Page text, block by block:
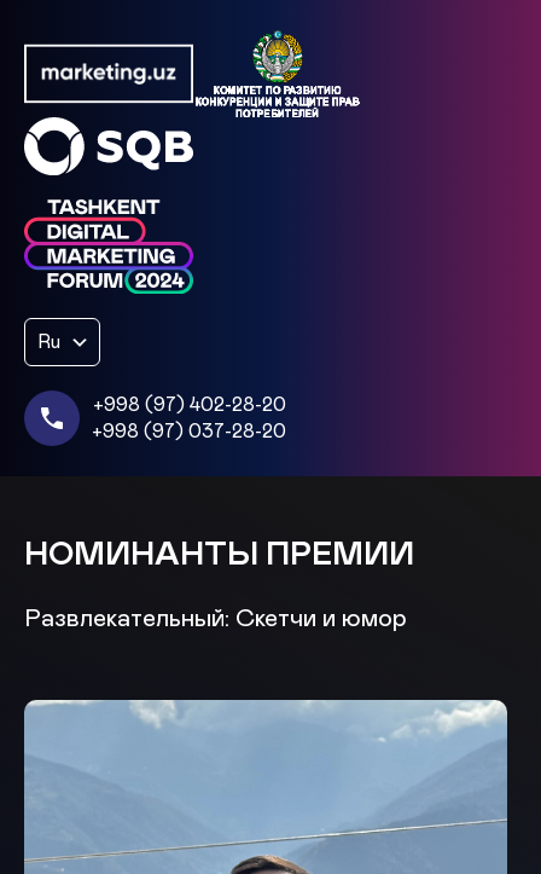
Ru
+998 (97) 402-28-20
+998 (97) 037-28-20
НОМИНАНТЫ ПРЕМИИ
Развлекательный: Скетчи и юмор